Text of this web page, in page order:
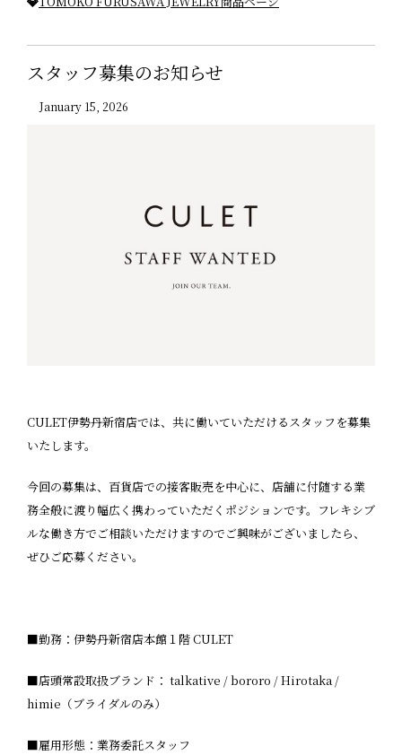
スタッフ募集のお知らせ
January 15, 2026
CULET伊勢丹新宿店では、共に働いていただけるスタッフを募集
いたします。
今回の募集は、百貨店での接客販売を中心に、店舗に付随する業
務全般に渡り幅広く携わっていただくポジションです。フレキシブ
ルな働き方でご相談いただけますのでご興味がございましたら、
ぜひご応募ください。
■勤務：伊勢丹新宿店本館１階 CULET
■店頭常設取扱ブランド： talkative / bororo / Hirotaka /
himie（ブライダルのみ）
■雇用形態：業務委託スタッフ